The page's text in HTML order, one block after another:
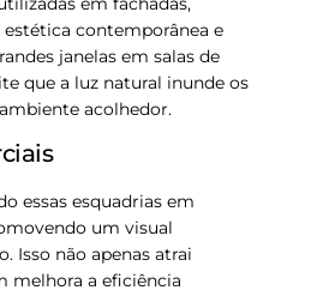
contemporânea e
janelas em salas de
que a luz natural inunde os
acolhedor.
essas esquadrias em
um visual
Isso não apenas atrai
melhora a eficiência